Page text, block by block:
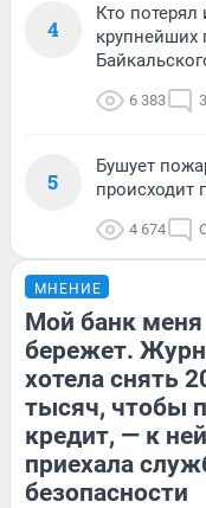
4
Кто
крупнейших
6 383 3
5
Бушует
происходит
4 674
МНЕНИЕ
Мой банк меня
бережет.
хотела снять
тысяч, чтобы
кредит, — к
приехала
безопасности